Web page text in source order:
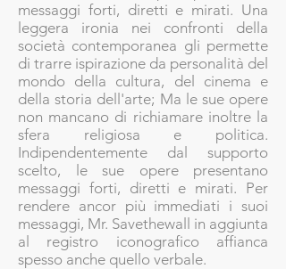
messaggi forti, diretti e mirati. Una
leggera ironia nei confronti della
società contemporanea gli permette
di trarre ispirazione da personalità del
mondo della cultura, del cinema e
della storia dell'arte; Ma le sue opere
non mancano di richiamare inoltre la
sfera religiosa e politica.
Indipendentemente dal supporto
scelto, le sue opere presentano
messaggi forti, diretti e mirati. Per
rendere ancor più immediati i suoi
messaggi, Mr. Savethewall in aggiunta
al registro iconografico affianca
spesso anche quello verbale.